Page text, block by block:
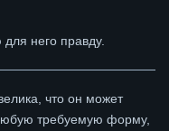
него правду.
что он может
требуемую форму,